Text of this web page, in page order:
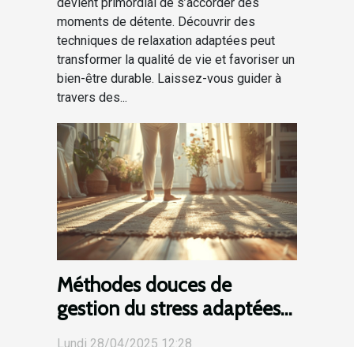
moments de détente. Découvrir des
techniques de relaxation adaptées peut
transformer la qualité de vie et favoriser un
bien-être durable. Laissez-vous guider à
travers des...
Méthodes douces de
gestion du stress adaptées
Lundi 28/04/2025 12:28